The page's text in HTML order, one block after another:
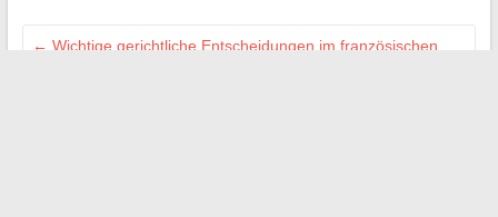
← Wichtige gerichtliche Entscheidungen im französischen